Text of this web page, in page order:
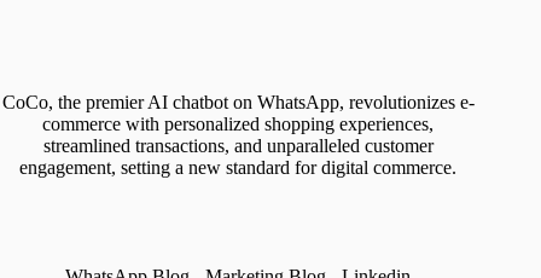
CoCo, the premier AI chatbot on WhatsApp, revolutionizes e-
commerce with personalized shopping experiences,
streamlined transactions, and unparalleled customer
engagement, setting a new standard for digital commerce.